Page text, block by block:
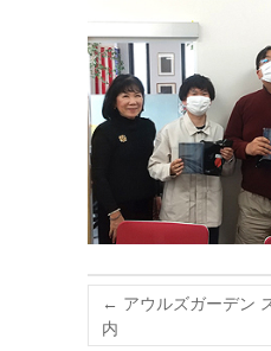
← アウルズガーデン
内